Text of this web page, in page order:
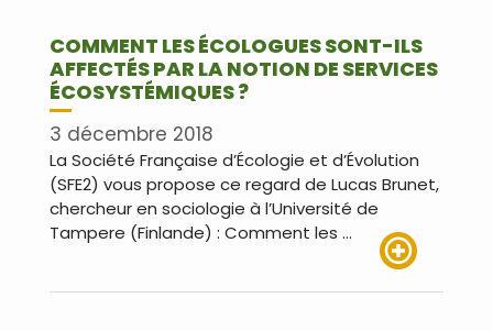
COMMENT LES ÉCOLOGUES SONT-ILS
AFFECTÉS PAR LA NOTION DE SERVICES
ÉCOSYSTÉMIQUES ?
3 décembre 2018
La Société Française d’Écologie et d’Évolution
(SFE2) vous propose ce regard de Lucas Brunet,
chercheur en sociologie à l’Université de
Tampere (Finlande) : Comment les …